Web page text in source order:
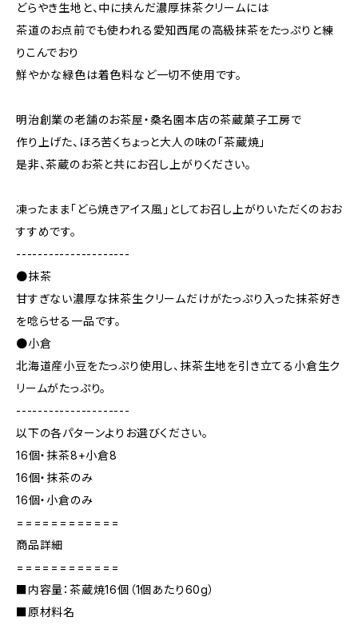
どらやき生地と、中に挟んだ濃厚抹茶クリームには
茶道のお点前でも使われる愛知西尾の高級抹茶をたっぷりと練
りこんでおり
鮮やかな緑色は着色料など一切不使用です。
明治創業の老舗のお茶屋・桑名園本店の茶蔵菓子工房で
作り上げた、ほろ苦くちょっと大人の味の「茶蔵焼」
是非、茶蔵のお茶と共にお召し上がりください。
凍ったまま「どら焼きアイス風」としてお召し上がりいただくのおお
すすめです。
---------------------
●抹茶
甘すぎない濃厚な抹茶生クリームだけがたっぷり入った抹茶好き
を唸らせる一品です。
●小倉
北海道産小豆をたっぷり使用し、抹茶生地を引き立てる小倉生ク
リームがたっぷり。
---------------------
以下の各パターンよりお選びください。
16個・抹茶8+小倉8
16個・抹茶のみ
16個・小倉のみ
============
商品詳細
============
■内容量：茶蔵焼16個（1個あたり60g）
■原材料名